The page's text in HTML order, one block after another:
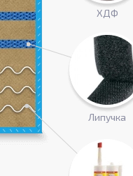
ХДФ
Липучка